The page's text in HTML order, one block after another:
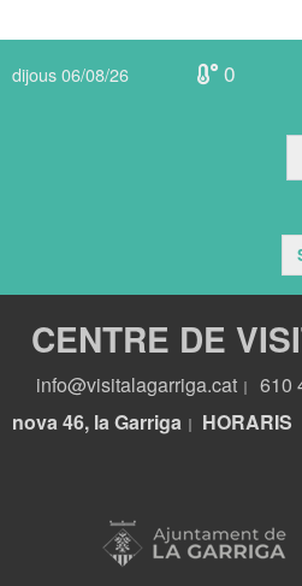
dijous 06/08/26 0
CENTRE DE
info@visitalagarriga.cat 610
nova 46, la Garriga
HORARIS